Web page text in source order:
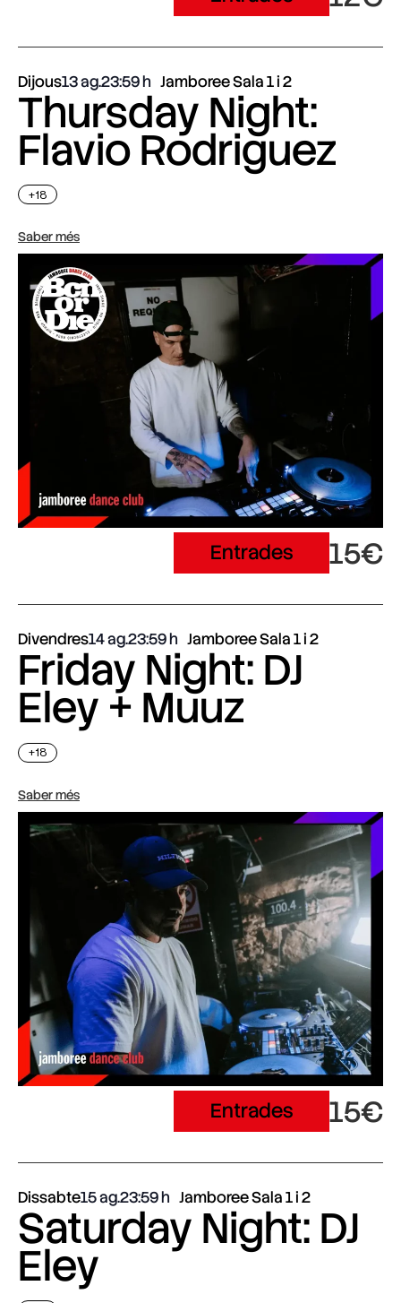
Dijous13 ag.23:59 Jamboree Sala 1 i 2
Thursday Night:
Flavio Rodriguez
+18
Saber més
Entrades 15€
Divendres14 ag.23:59 Jamboree Sala 1 i 2
Friday Night: DJ
Eley + Muuz
+18
Saber més
Entrades 15€
Dissabte15 ag.23:59 Jamboree Sala 1 i 2
Saturday Night: DJ
Eley